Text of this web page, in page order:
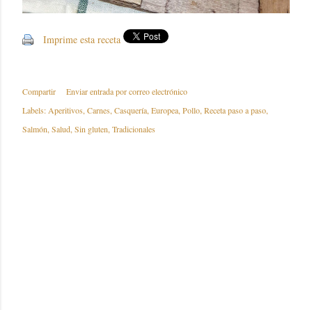
Imprime esta receta
Compartir
Enviar entrada por correo electrónico
Labels: Aperitivos Carnes Casquería Europea Pollo Receta paso a paso
Salmón Salud Sin gluten Tradicionales